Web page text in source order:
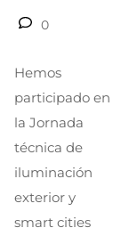
0
Hemos
participado en
la Jornada
técnica de
iluminación
exterior y
smart cities